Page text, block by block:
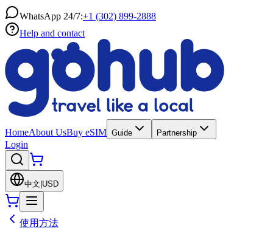
WhatsApp 24/7:+1 (302) 899-2888
Help and contact
HomeAbout UsBuy eSIM Guide Partnership
Login
中文 USD
使用方法